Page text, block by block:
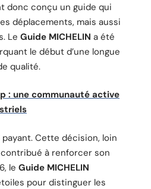
donc conçu un guide qui
déplacements, mais aussi
Le Guide MICHELIN a été
le début d’une longue
qualité.
: une communauté active
payant. Cette décision, loin
à renforcer son
le Guide MICHELIN
pour distinguer les